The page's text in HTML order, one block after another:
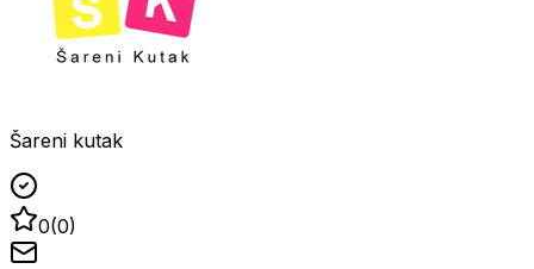
Šareni kutak
0(0)